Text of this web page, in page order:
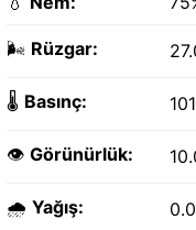
🌬️ Rüzgar:
🌡️ Basınç:
👁️ Görünürlük:
🌧️ Yağış: